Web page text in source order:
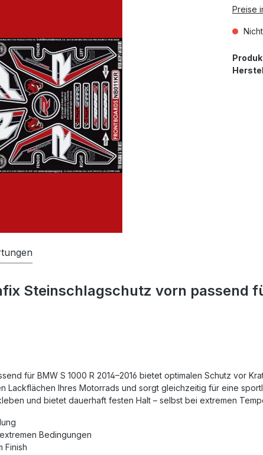
Preise
Steinschlagschutz vorn passend
für BMW S 1000 R 2014–2016 bietet optimalen Schutz vor
Lackflächen Ihres Motorrads und sorgt gleichzeitig für eine
und bietet dauerhaft festen Halt – selbst bei extremen
Bedingungen
Finish